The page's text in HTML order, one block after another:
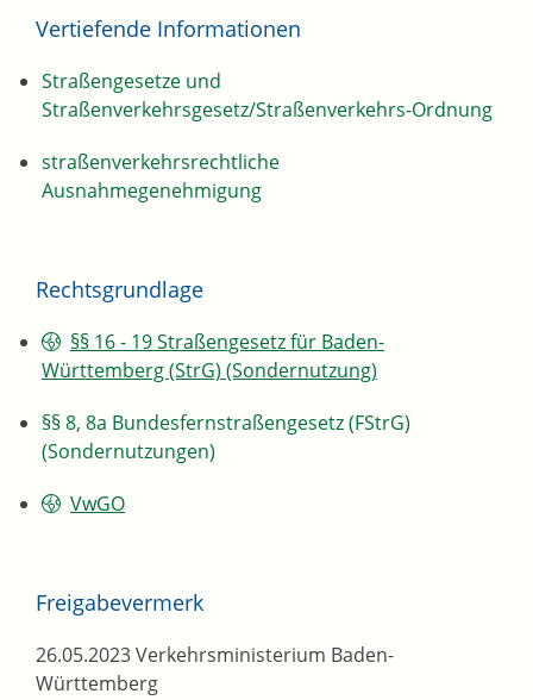
Vertiefende Informationen
Straßengesetze und
Straßenverkehrsgesetz/Straßenverkehrs-Ordnung
straßenverkehrsrechtliche
Ausnahmegenehmigung
Rechtsgrundlage
§§ 16 - 19 Straßengesetz für Baden-
Württemberg (StrG) (Sondernutzung)
§§ 8, 8a Bundesfernstraßengesetz (FStrG)
(Sondernutzungen)
VwGO
Freigabevermerk
26.05.2023 Verkehrsministerium Baden-
Württemberg